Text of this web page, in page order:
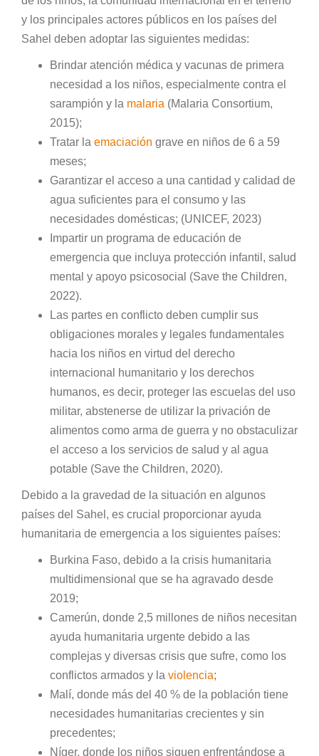
y los principales actores públicos en los países del
Sahel deben adoptar las siguientes medidas:
Brindar atención médica y vacunas de primera
necesidad a los niños, especialmente contra el
sarampión y la malaria (Malaria Consortium,
2015);
Tratar la emaciación grave en niños de 6 a 59
meses;
Garantizar el acceso a una cantidad y calidad de
agua suficientes para el consumo y las
necesidades domésticas; (UNICEF, 2023)
Impartir un programa de educación de
emergencia que incluya protección infantil, salud
mental y apoyo psicosocial (Save the Children,
2022).
Las partes en conflicto deben cumplir sus
obligaciones morales y legales fundamentales
hacia los niños en virtud del derecho
internacional humanitario y los derechos
humanos, es decir, proteger las escuelas del uso
militar, abstenerse de utilizar la privación de
alimentos como arma de guerra y no obstaculizar
el acceso a los servicios de salud y al agua
potable (Save the Children, 2020).
Debido a la gravedad de la situación en algunos
países del Sahel, es crucial proporcionar ayuda
humanitaria de emergencia a los siguientes países:
Burkina Faso, debido a la crisis humanitaria
multidimensional que se ha agravado desde
2019;
Camerún, donde 2,5 millones de niños necesitan
ayuda humanitaria urgente debido a las
complejas y diversas crisis que sufre, como los
conflictos armados y la violencia;
Malí, donde más del 40 % de la población tiene
necesidades humanitarias crecientes y sin
precedentes;
Níger, donde los niños siguen enfrentándose a